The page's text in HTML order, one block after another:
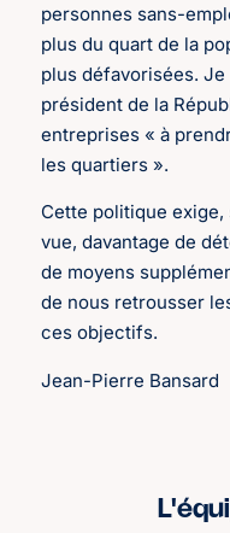
personnes sans-
plus du quart de la
plus défavorisées. Je
président de la
entreprises « à
les quartiers ».
Cette politique
vue, davantage de
de moyens
de nous retrousser
ces objectifs.
Jean-Pierre Bansard